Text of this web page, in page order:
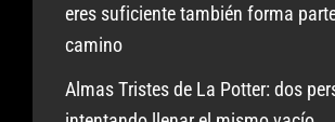
eres suficiente también forma
camino
Almas Tristes de La Potter: dos